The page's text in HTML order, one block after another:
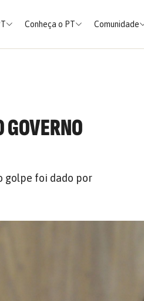
Conheça o PT Comunidade
golpe foi dado por